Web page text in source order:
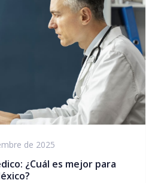
de 2025
¿Cuál es mejor para